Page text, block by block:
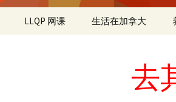
LLQP 网课 生活在加拿大
去